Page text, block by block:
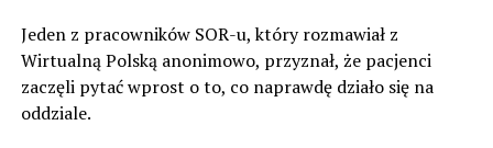
Jeden z pracowników SOR-u, który rozmawiał z
Wirtualną Polską anonimowo, przyznał, że pacjenci
zaczęli pytać wprost o to, co naprawdę działo się na
oddziale.